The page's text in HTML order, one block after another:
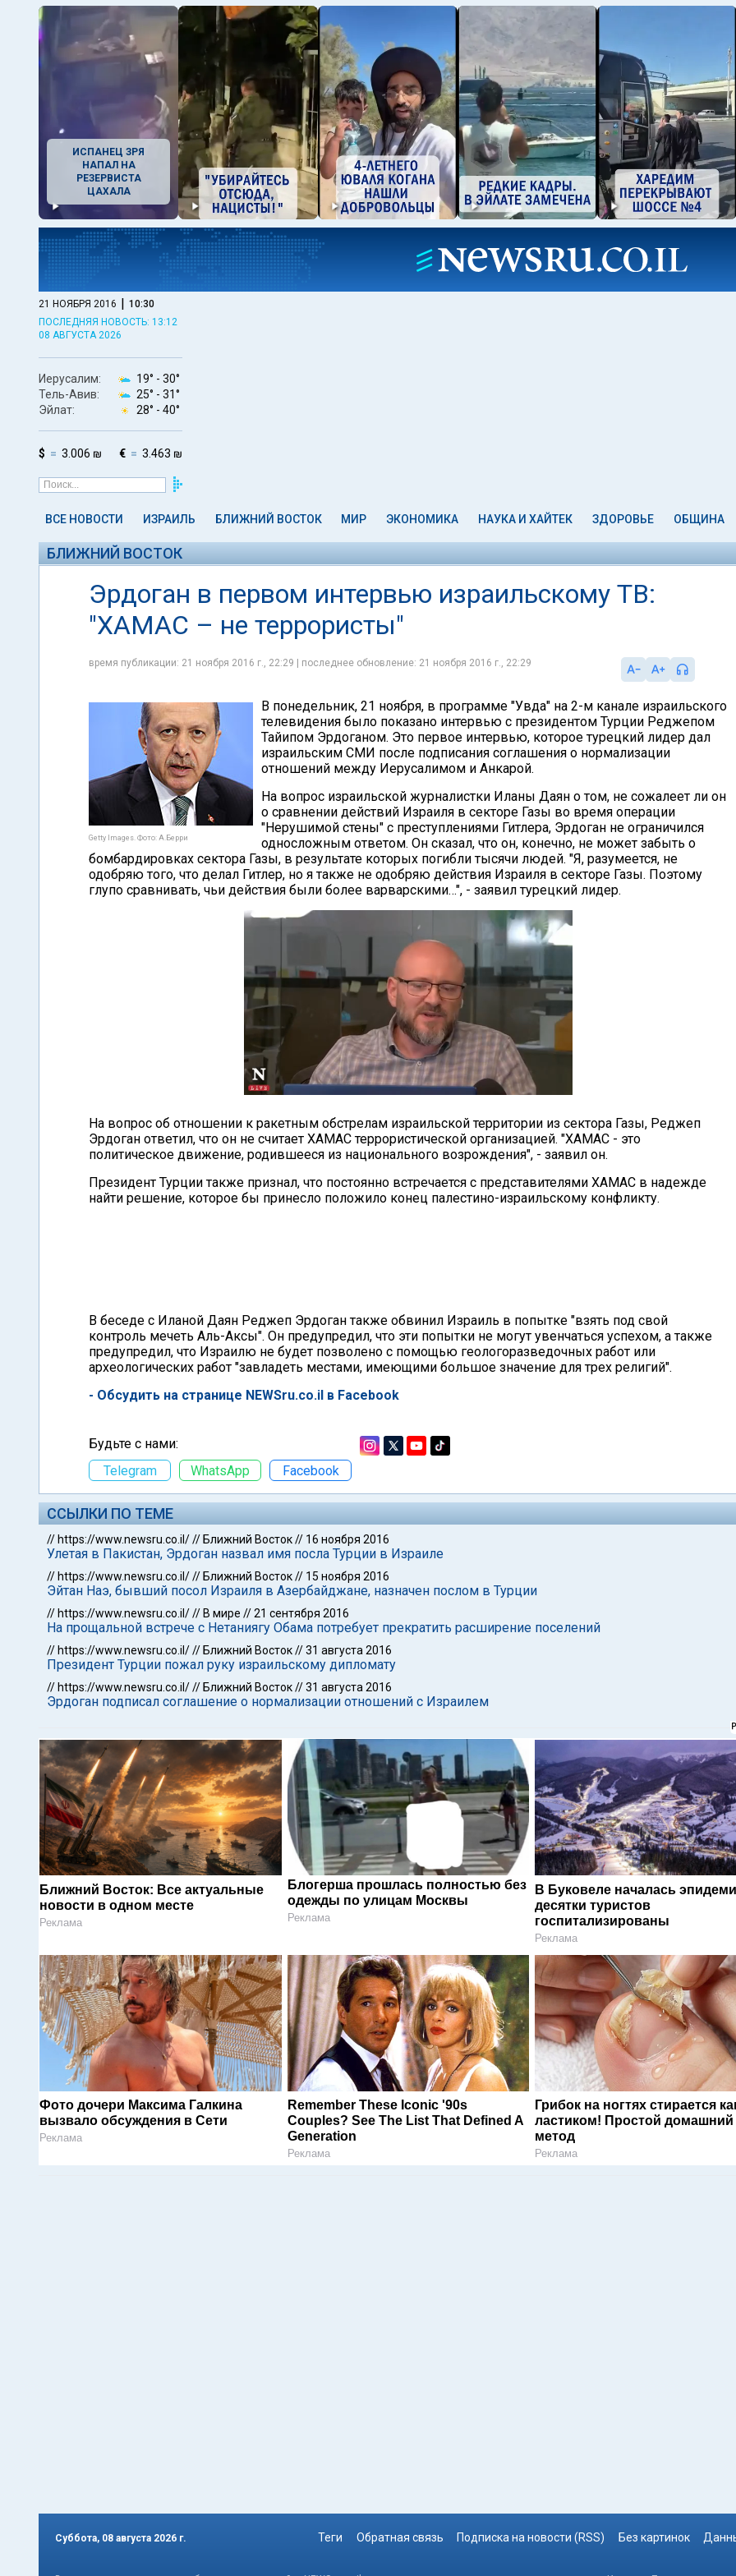
ИСПАНЕЦ ЗРЯ
НАПАЛ НА
РЕЗЕРВИСТА
ЦАХАЛА
21 НОЯБРЯ 2016 | 10:30
ПОСЛЕДНЯЯ НОВОСТЬ: 13:12
08 АВГУСТА 2026
Иерусалим: 19° - 30°
Тель-Авив:
25° - 31°
Эйлат:
28° - 40°
$ 3.006 ₪ € 3.463 ₪
ВСЕ НОВОСТИ ИЗРАИЛЬ БЛИЖНИЙ ВОСТОК МИР ЭКОНОМИКА НАУКА И ХАЙТЕК ЗДОРОВЬЕ ОБЩИНА
БЛИЖНИЙ ВОСТОК
Эрдоган в первом интервью израильскому ТВ:
"ХАМАС – не террористы"
время публикации: 21 ноября 2016 г., 22:29 | последнее обновление: 21 ноября 2016 г., 22:29
Getty Images. Фото: А.Берри
В понедельник, 21 ноября, в программе "Увда" на 2-м канале израильского
телевидения было показано интервью с президентом Турции Реджепом
Тайипом Эрдоганом. Это первое интервью, которое турецкий лидер дал
израильским СМИ после подписания соглашения о нормализации
отношений между Иерусалимом и Анкарой.
На вопрос израильской журналистки Иланы Даян о том, не сожалеет ли он
о сравнении действий Израиля в секторе Газы во время операции
"Нерушимой стены" с преступлениями Гитлера, Эрдоган не ограничился
односложным ответом. Он сказал, что он, конечно, не может забыть о
бомбардировках сектора Газы, в результате которых погибли тысячи людей. "Я, разумеется, не
одобряю того, что делал Гитлер, но я также не одобряю действия Израиля в секторе Газы. Поэтому
глупо сравнивать, чьи действия были более варварскими…", - заявил турецкий лидер.
На вопрос об отношении к ракетным обстрелам израильской территории из сектора Газы, Реджеп
Эрдоган ответил, что он не считает ХАМАС террористической организацией. "ХАМАС - это
политическое движение, родившееся из национального возрождения", - заявил он.
Президент Турции также признал, что постоянно встречается с представителями ХАМАС в надежде
найти решение, которое бы принесло положило конец палестино-израильскому конфликту.
В беседе с Иланой Даян Реджеп Эрдоган также обвинил Израиль в попытке "взять под свой
контроль мечеть Аль-Аксы". Он предупредил, что эти попытки не могут увенчаться успехом, а также
предупредил, что Израилю не будет позволено с помощью геологоразведочных работ или
археологических работ "завладеть местами, имеющими большое значение для трех религий".
- Обсудить на странице NEWSru.co.il в Facebook
Будьте с нами:
Telegram
WhatsApp Facebook
ССЫЛКИ ПО ТЕМЕ
// https://www.newsru.co.il/// Ближний Восток// 16 ноября 2016
Улетая в Пакистан, Эрдоган назвал имя посла Турции в Израиле
// https://www.newsru.co.il/// Ближний Восток// 15 ноября 2016
Эйтан Наэ, бывший посол Израиля в Азербайджане, назначен послом в Турции
// https://www.newsru.co.il/// В мире //21 сентября 2016
На прощальной встрече с Нетаниягу Обама потребует прекратить расширение поселений
// https://www.newsru.co.il/// Ближний Восток//31 августа 2016
Президент Турции пожал руку израильскому дипломату
// https://www.newsru.co.il/// Ближний Восток//31 августа 2016
Эрдоган подписал соглашение о нормализации отношений с Израилем
Ближний Восток: Все актуальные
новости в одном месте
Реклама
Блогерша прошлась полностью без
одежды по улицам Москвы
Реклама
В Буковеле началась
десятки туристов
госпитализированы
Реклама
Фото дочери Максима Галкина
вызвало обсуждения в Сети
Реклама
Remember These Iconic '90s
Couples? See The List That Defined A
Generation
Реклама
Грибок на ногтях стирается
ластиком! Простой домашний
метод
Реклама
Суббота, 08 августа 2026 г. Теги Обратная связь Подписка на новости (RSS) Без картинок